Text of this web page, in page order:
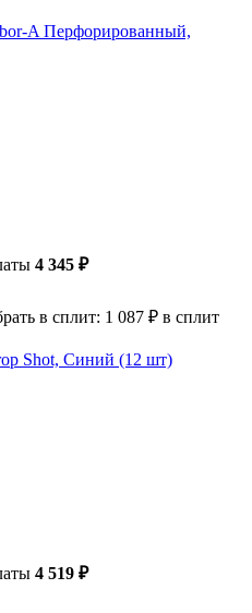
A Перфорированный,
4 345 ₽
в сплит: 1 087 ₽ в сплит
Shot, Синий (12 шт)
4 519 ₽